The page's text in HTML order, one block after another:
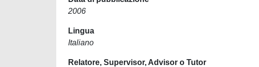
2006
Lingua
Italiano
Relatore, Supervisor, Advisor o Tutor